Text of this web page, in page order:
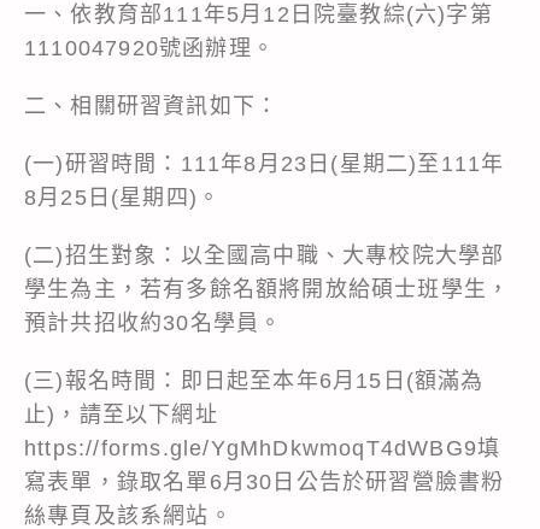
一、依教育部111年5月12日院臺教綜(六)字第
1110047920號函辦理。
二、相關研習資訊如下：
(一)研習時間：111年8月23日(星期二)至111年
8月25日(星期四)。
(二)招生對象：以全國高中職、大專校院大學部
學生為主，若有多餘名額將開放給碩士班學生，
預計共招收約30名學員。
(三)報名時間：即日起至本年6月15日(額滿為
止)，請至以下網址
https://forms.gle/YgMhDkwmoqT4dWBG9填
寫表單，錄取名單6月30日公告於研習營臉書粉
絲專頁及該系網站。